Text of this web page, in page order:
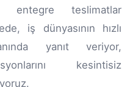
teslimatlar
iş dünyasının hızlı
yanıt veriyor,
kesintisiz